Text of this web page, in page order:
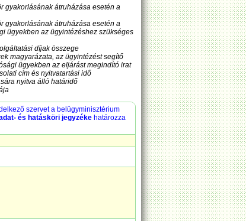
gyakorlásának átruházása esetén a
gyakorlásának átruházása esetén a
ügyekben az ügyintézéshez szükséges
díjak összege
magyarázata, az ügyintézést segítő
ügyekben az eljárást megindító irat
cím és nyitvatartási idő
nyitva álló határidő
szervet a belügyminisztérium
és hatásköri jegyzéke határozza